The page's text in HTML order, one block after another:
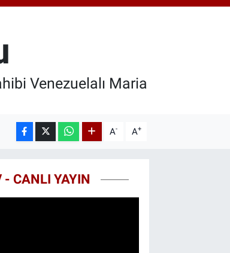
Venezuelalı Maria
A- A+
- CANLI YAYIN